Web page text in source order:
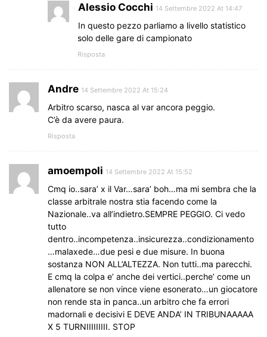
Alessio Cocchi 14 Settembre 2022 At 14:47
In questo pezzo parliamo a livello statistico
solo delle gare di campionato
Risposta
Andre 14 Settembre 2022 At 15:24
Arbitro scarso, nasca al var ancora peggio.
C’è da avere paura.
Risposta
amoempoli 14 Settembre 2022 At 15:52
Cmq io..sara’ x il Var…sara’ boh…ma mi sembra che la
classe arbitrale nostra stia facendo come la
Nazionale..va all’indietro.SEMPRE PEGGIO. Ci vedo
tutto
dentro..incompetenza..insicurezza..condizionamento
…malaxede…due pesi e due misure. In buona
sostanza NON ALL’ALTEZZA. Non tutti..ma parecchi.
E cmq la colpa e’ anche dei vertici..perche’ come un
allenatore se non vince viene esonerato…un giocatore
non rende sta in panca..un arbitro che fa errori
madornali e decisivi E DEVE ANDA’ IN TRIBUNAAAAA
X 5 TURNIIIIIIIII. STOP